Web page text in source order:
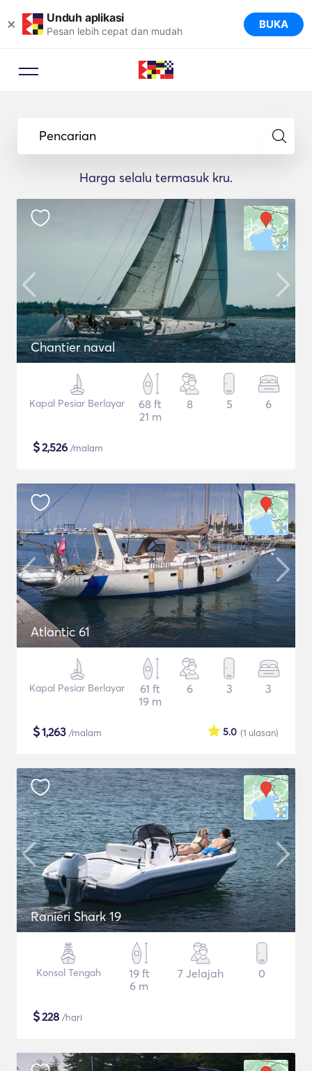
× Unduh aplikasi
Pesan lebih cepat dan mudah BUKA
Pencarian
Harga selalu termasuk kru.
Chantier naval
Kapal Pesiar Berlayar
68 ft
21 m
8 5 6
$2,526 /malam
Atlantic 61
Kapal Pesiar Berlayar
61 ft
19 m
6 3 3
$1,263 /malam (1 ulasan)
5.0
Ranieri Shark 19
Konsol Tengah
19 ft
6 m
7 Jelajah 0
$228 /hari